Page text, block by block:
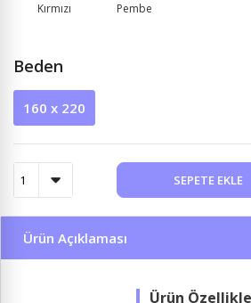
Kırmızı Pembe
Beden
160 x 220
SEPETE EKLE
Ürün Açıklaması